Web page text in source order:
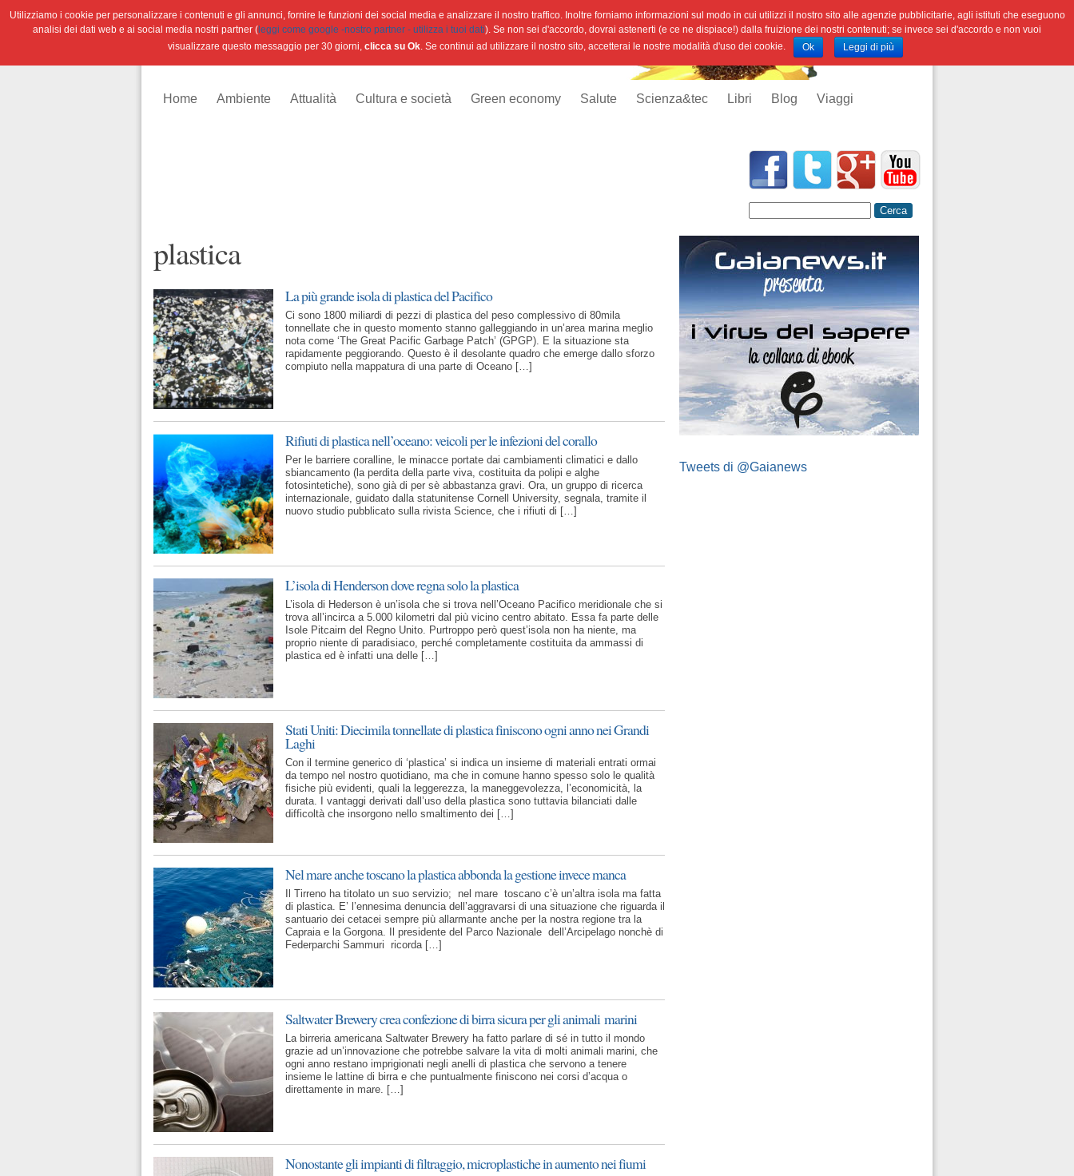
Home Ambiente Attualità Cultura e società Green economy Salute Scienza&tec Libri Blog Viaggi
plastica
La più grande isola di plastica del Pacifico
Ci sono 1800 miliardi di pezzi di plastica del peso complessivo di 80mila
tonnellate che in questo momento stanno galleggiando in un’area marina meglio
nota come ‘The Great Pacific Garbage Patch’ (GPGP). E la situazione sta
rapidamente peggiorando. Questo è il desolante quadro che emerge dallo sforzo
compiuto nella mappatura di una parte di Oceano […]
Rifiuti di plastica nell’oceano: veicoli per le infezioni del corallo
Per le barriere coralline, le minacce portate dai cambiamenti climatici e dallo
sbiancamento (la perdita della parte viva, costituita da polipi e alghe
fotosintetiche), sono già di per sè abbastanza gravi. Ora, un gruppo di ricerca
internazionale, guidato dalla statunitense Cornell University, segnala, tramite il
nuovo studio pubblicato sulla rivista Science, che i rifiuti di […]
L’isola di Henderson dove regna solo la plastica
L’isola di Hederson è un’isola che si trova nell’Oceano Pacifico meridionale che si
trova all’incirca a 5.000 kilometri dal più vicino centro abitato. Essa fa parte delle
Isole Pitcairn del Regno Unito. Purtroppo però quest’isola non ha niente, ma
proprio niente di paradisiaco, perché completamente costituita da ammassi di
plastica ed è infatti una delle […]
Stati Uniti: Diecimila tonnellate di plastica finiscono ogni anno nei Grandi
Laghi
Con il termine generico di ‘plastica’ si indica un insieme di materiali entrati ormai
da tempo nel nostro quotidiano, ma che in comune hanno spesso solo le qualità
fisiche più evidenti, quali la leggerezza, la maneggevolezza, l’economicità, la
durata. I vantaggi derivati dall’uso della plastica sono tuttavia bilanciati dalle
difficoltà che insorgono nello smaltimento dei […]
Nel mare anche toscano la plastica abbonda la gestione invece manca
Il Tirreno ha titolato un suo servizio; nel mare toscano c’è un’altra isola ma fatta
di plastica. E’ l’ennesima denuncia dell’aggravarsi di una situazione che riguarda il
santuario dei cetacei sempre più allarmante anche per la nostra regione tra la
Capraia e la Gorgona. Il presidente del Parco Nazionale dell’Arcipelago nonchè di
Federparchi Sammuri ricorda […]
Saltwater Brewery crea confezione di birra sicura per gli animali marini
La birreria americana Saltwater Brewery ha fatto parlare di sé in tutto il mondo
grazie ad un’innovazione che potrebbe salvare la vita di molti animali marini, che
ogni anno restano imprigionati negli anelli di plastica che servono a tenere
insieme le lattine di birra e che puntualmente finiscono nei corsi d’acqua o
direttamente in mare. […]
Nonostante gli impianti di filtraggio, microplastiche in aumento nei fiumi
Tweets di @Gaianews
Utilizziamo i cookie per personalizzare i contenuti e gli annunci, fornire le funzioni dei social media e analizzare il nostro traffico. Inoltre forniamo informazioni sul modo in cui utilizzi il nostro sito alle agenzie pubblicitarie, agli istituti che eseguono
analisi dei dati web e ai social media nostri partner ( leggi come google -nostro partner - utilizza i tuoi dati). Se non sei d'accordo, dovrai astenerti (e ce ne dispiace!) dalla fruizione dei nostri contenuti; se invece sei d'accordo e non vuoi
visualizzare questo messaggio per 30 giorni,clicca su Ok. Se continui ad utilizzare il nostro sito, accetterai le nostre modalità d'uso dei cookie. Ok Leggi di più